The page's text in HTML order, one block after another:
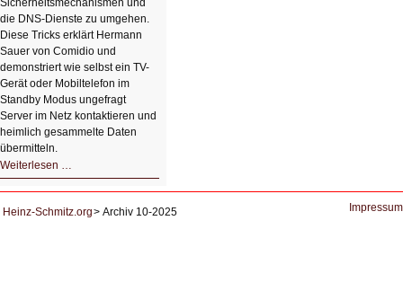
Sicherheitsmechanismen und
die DNS-Dienste zu umgehen.
Diese Tricks erklärt Hermann
Sauer von Comidio und
demonstriert wie selbst ein TV-
Gerät oder Mobiltelefon im
Standby Modus ungefragt
Server im Netz kontaktieren und
heimlich gesammelte Daten
übermitteln.
Weiterlesen …
DNS
Heinz-Schmitz.org
Archiv 10-2025 Impressum